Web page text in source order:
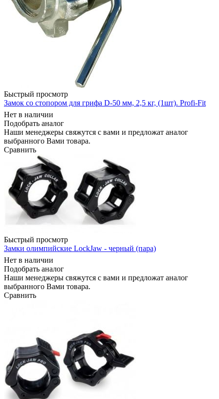
Быстрый просмотр
Замок со стопором для грифа D-50 мм, 2,5 кг, (1шт). Profi-Fit
Нет в наличии
Подобрать аналог
Наши менеджеры свяжутся с вами и предложат аналог
выбранного Вами товара.
Сравнить
Быстрый просмотр
Замки олимпийские LockJaw - черный (пара)
Нет в наличии
Подобрать аналог
Наши менеджеры свяжутся с вами и предложат аналог
выбранного Вами товара.
Сравнить